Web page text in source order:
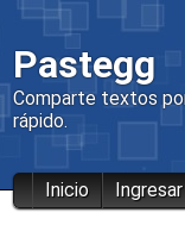
Pastegg
Comparte textos
rápido.
Inicio Ingresar